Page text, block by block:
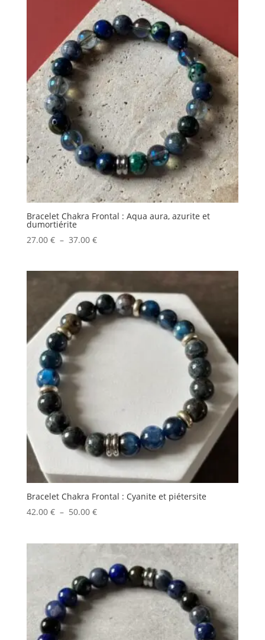
Bracelet Chakra Frontal : Aqua aura, azurite et
dumortiérite
27.00 € – 37.00 €Plage
à
37.00 €
Bracelet Chakra Frontal : Cyanite et piétersite
42.00 € – 50.00 €Plage
42.00 €
à
50.00 €